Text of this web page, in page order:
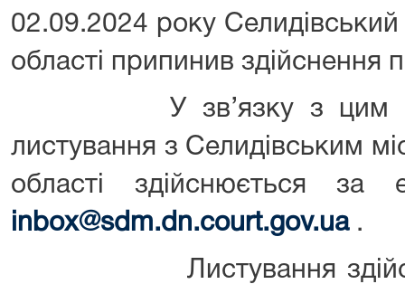
02.09.2024 року
області припинив здійснення
У зв’язку з цим
листування з Селидівським
області здійснюється за
inbox@sdm.dn.court.gov.ua.
Листування